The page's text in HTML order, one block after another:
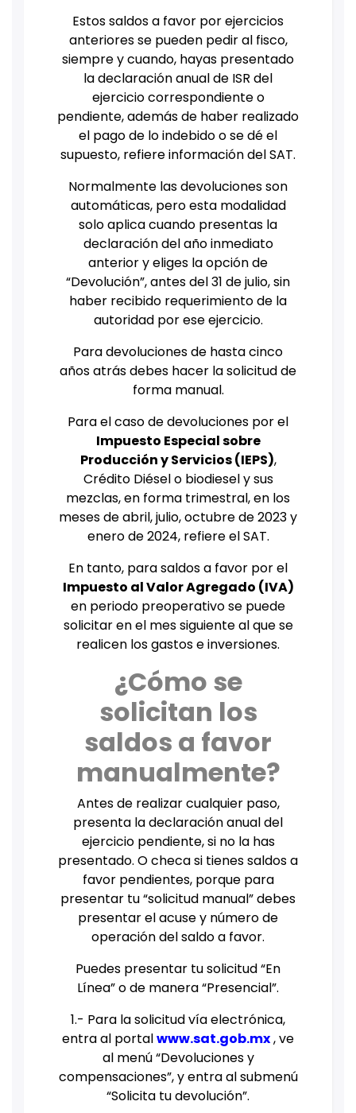
Estos saldos a favor por ejercicios
anteriores se pueden pedir al fisco,
siempre y cuando, hayas presentado
la declaración anual de ISR del
ejercicio correspondiente o
pendiente, además de haber realizado
el pago de lo indebido o se dé el
supuesto, refiere información del SAT.
Normalmente las devoluciones son
automáticas, pero esta modalidad
solo aplica cuando presentas la
declaración del año inmediato
anterior y eliges la opción de
“Devolución”, antes del 31 de julio, sin
haber recibido requerimiento de la
autoridad por ese ejercicio.
Para devoluciones de hasta cinco
años atrás debes hacer la solicitud de
forma manual.
Para el caso de devoluciones por el
Impuesto Especial sobre
Producción y Servicios (IEPS),
Crédito Diésel o biodiesel y sus
mezclas, en forma trimestral, en los
meses de abril, julio, octubre de 2023 y
enero de 2024, refiere el SAT.
En tanto, para saldos a favor por el
Impuesto al Valor Agregado (IVA)
en periodo preoperativo se puede
solicitar en el mes siguiente al que se
realicen los gastos e inversiones.
¿Cómo se
solicitan los
saldos a favor
manualmente?
Antes de realizar cualquier paso,
presenta la declaración anual del
ejercicio pendiente, si no la has
presentado. O checa si tienes saldos a
favor pendientes, porque para
presentar tu “solicitud manual” debes
presentar el acuse y número de
operación del saldo a favor.
Puedes presentar tu solicitud “En
Línea” o de manera “Presencial”.
1.- Para la solicitud vía electrónica,
entra al portalwww.sat.gob.mx, ve
al menú “Devoluciones y
compensaciones”, y entra al submenú
“Solicita tu devolución”.